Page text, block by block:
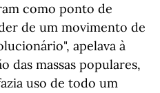
como ponto de
de um movimento de
apelava à
das massas populares,
uso de todo um